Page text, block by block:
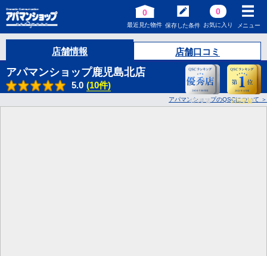
0
最近見た物件 保存した条件
0
お気に入り メニュー
店舗情報 店舗口コミ
アパマンショップ鹿児島北店
5.0 (10件)
4回受賞! 2回受賞!
アパマンショップのQSCについて